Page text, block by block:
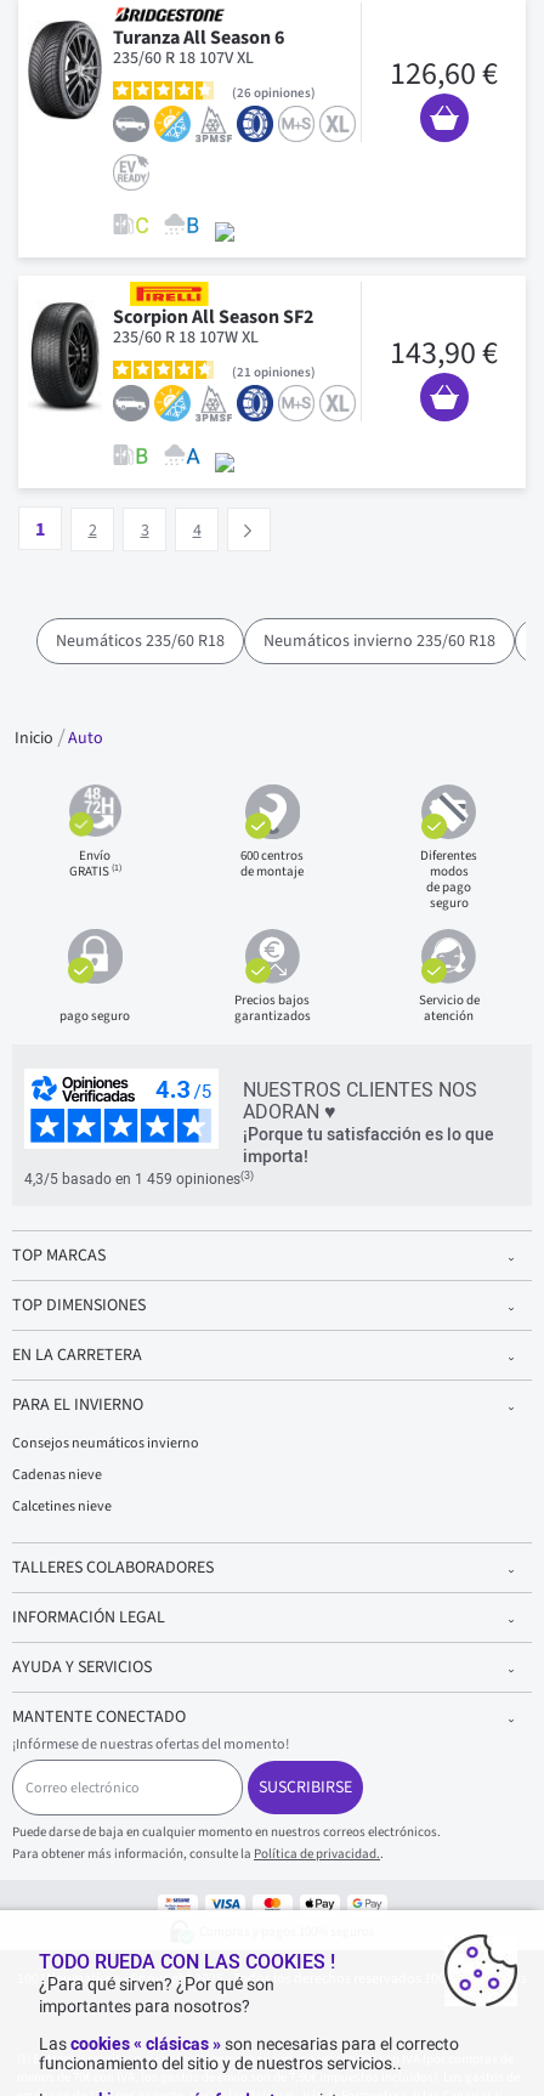
Turanza All Season 6
235/60 R 18 107V XL
26opiniones 126,60 €
Scorpion All Season SF2
235/60 R 18 107W XL
21 opiniones 143,90 €
Vous lisez actuellement la page
1 2 3 4
Neumáticos 235/60 R18 Neumáticos invierno 235/60 R18
Inicio Auto
Envío
GRATIS(1)
600 centros
de montaje
Diferentes
modos
de pago
seguro
pago seguro
Precios bajos
garantizados
Servicio de
atención
NUESTROS CLIENTES NOS
ADORAN ♥
¡Porque tu satisfacción es lo que
importa!
4,3/5 basado en 1 459 opiniones(3)
TOP MARCAS
TOP DIMENSIONES
EN LA CARRETERA
PARA EL INVIERNO
Consejos neumáticos invierno
Cadenas nieve
Calcetines nieve
TALLERES COLABORADORES
INFORMACIÓN LEGAL
AYUDA Y SERVICIOS
MANTENTE CONECTADO
¡Infórmese de nuestras ofertas del momento!
C
o
r
r
e
o
l
SUSCRIBIRSE
Puede darse de baja en cualquier momento en nuestros correos electrónicos.
Para obtener más información, consulte la Política de privacidad..
1001Neumaticos - Copyright 2025 - Todos los derechos reservados 1001Neumaticos
Entrega gratuita: por cualquier compra superior o igual a 70€ con IVA (por compras de
menos de 70€ con IVA, los gastos de envío son de 7,90€ impuestos incluidos). Los gastos de
TODO RUEDA CON LAS COOKIES !
¿Para qué sirven? ¿Por qué son
importantes para nosotros?
Lascookies « clásicas »son necesarias para el correcto
funcionamiento del sitio y de nuestros servicios..